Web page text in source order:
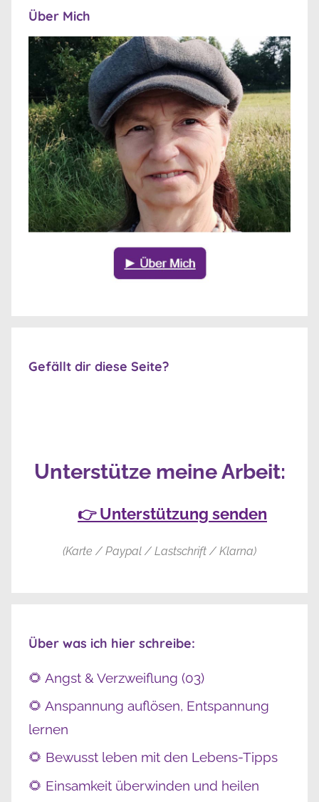
Über Mich
Gefällt dir diese Seite?
Unterstütze meine Arbeit:
👉 Unterstützung senden
(Karte / Paypal / Lastschrift / Klarna)
Über was ich hier schreibe:
🌻 Angst & Verzweiflung (03)
🌻 Anspannung auflösen, Entspannung
lernen
🌻 Bewusst leben mit den Lebens-Tipps
🌻 Einsamkeit überwinden und heilen